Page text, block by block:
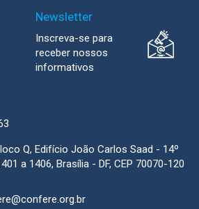
Newsletter
Inscreva-se para
receber nossos
informativos
Q, Edifício João Carlos Saad - 14º
a 1406, Brasília - DF, CEP 70070-120